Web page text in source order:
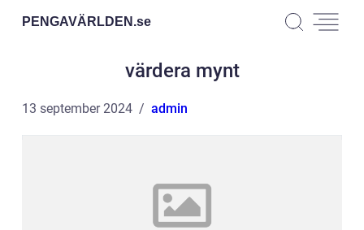
PENGAVÄRLDEN.se
värdera mynt
13 september 2024 admin